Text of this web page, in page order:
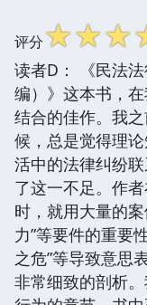
评分☆☆☆
读者D： 《民法
编）》这本书，
结合的佳作。我
候，总是觉得理
活中的法律纠纷
了这一不足。作
时，就用大量的
力”等要件的重要
之危”等导致意思
非常细致的剖析